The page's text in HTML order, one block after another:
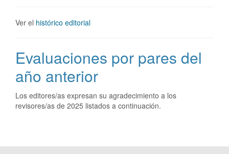
Ver el histórico editorial
Evaluaciones por pares del
año anterior
Los editores/as expresan su agradecimiento a los
revisores/as de 2025 listados a continuación.